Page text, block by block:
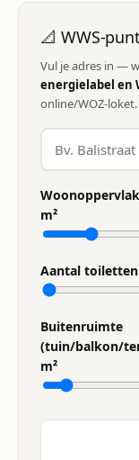
📐 WWS-
Vul je adres in —
energielabel en
online/WOZ-
m²
Aantal
Buitenruimte
(tuin/balkon/
m²